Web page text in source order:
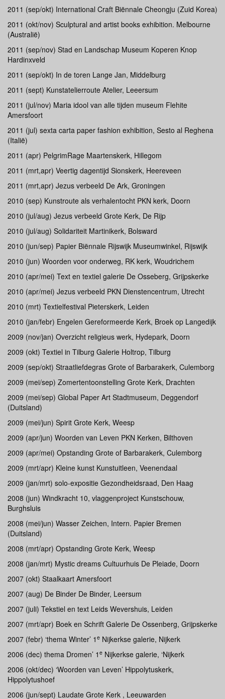
2011 (sep/okt) International Craft Biënnale Cheongju (Zuid Korea)
2011 (okt/nov) Sculptural and artist books exhibition. Melbourne
(Australië)
2011 (sep/nov) Stad en Landschap Museum Koperen Knop
Hardinxveld
2011 (sep/okt) In de toren Lange Jan, Middelburg
2011 (sept) Kunstatelierroute Atelier, Leeersum
2011 (jul/nov) Maria idool van alle tijden museum Flehite
Amersfoort
2011 (jul) sexta carta paper fashion exhibition, Sesto al Reghena
(Italië)
2011 (apr) PelgrimRage Maartenskerk, Hillegom
2011 (mrt,apr) Veertig dagentijd Sionskerk, Heereveen
2011 (mrt,apr) Jezus verbeeld De Ark, Groningen
2010 (sep) Kunstroute als verhalentocht PKN kerk, Doorn
2010 (jul/aug) Jezus verbeeld Grote Kerk, De Rijp
2010 (jul/aug) Solidariteit Martinikerk, Bolsward
2010 (jun/sep) Papier Biënnale Rijswijk Museumwinkel, Rijswijk
2010 (jun) Woorden voor onderweg, RK kerk, Woudrichem
2010 (apr/mei) Text en textiel galerie De Osseberg, Grijpskerke
2010 (apr/mei) Jezus verbeeld PKN Dienstencentrum, Utrecht
2010 (mrt) Textielfestival Pieterskerk, Leiden
2010 (jan/febr) Engelen Gereformeerde Kerk, Broek op Langedijk
2009 (nov/jan) Overzicht religieus werk, Hydepark, Doorn
2009 (okt) Textiel in Tilburg Galerie Holtrop, Tilburg
2009 (sep/okt) Straatliefdegras Grote of Barbarakerk, Culemborg
2009 (mei/sep) Zomertentoonstelling Grote Kerk, Drachten
2009 (mei/sep) Global Paper Art Stadtmuseum, Deggendorf
(Duitsland)
2009 (mei/jun) Spirit Grote Kerk, Weesp
2009 (apr/jun) Woorden van Leven PKN Kerken, Bilthoven
2009 (apr/mei) Opstanding Grote of Barbarakerk, Culemborg
2009 (mrt/apr) Kleine kunst Kunstuitleen, Veenendaal
2009 (jan/mrt) solo-expositie Gezondheidsraad, Den Haag
2008 (jun) Windkracht 10, vlaggenproject Kunstschouw,
Burghsluis
2008 (mei/jun) Wasser Zeichen, Intern. Papier Bremen
(Duitsland)
2008 (mrt/apr) Opstanding Grote Kerk, Weesp
2008 (jan/mrt) Mystic dreams Cultuurhuis De Pleiade, Doorn
2007 (okt) Staalkaart Amersfoort
2007 (aug) De Binder De Binder, Leersum
2007 (juli) Tekstiel en text Leids Wevershuis, Leiden
2007 (mrt/apr) Boek en Schrift Galerie De Ossenberg, Grijpskerke
2007 (febr) ‘thema Winter’ 1 e Nijkerkse galerie, Nijkerk
2006 (dec) thema Dromen’ 1 e Nijkerkse galerie, ‘Nijkerk
2006 (okt/dec) ‘Woorden van Leven’ Hippolytuskerk,
Hippolytushoef
2006 (jun/sept) Laudate Grote Kerk , Leeuwarden